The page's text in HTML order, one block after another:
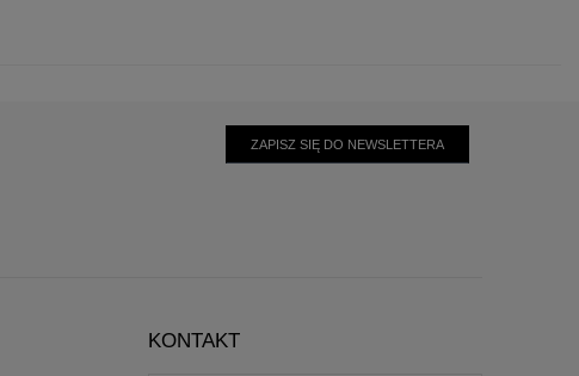
ZAPISZ SIĘ DO NEWSLETTERA
KONTAKT